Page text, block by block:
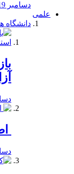
دسامبر 19, 2019
علمی
دانشگاه
دسامبر
دسامبر